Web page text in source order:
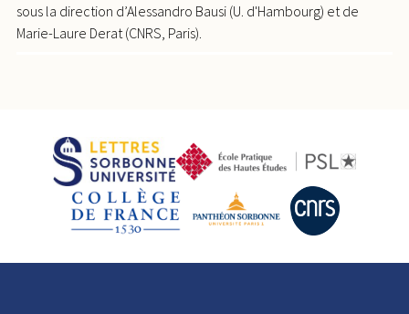
sous la direction d’Alessandro Bausi (U. d'Hambourg) et de
Marie-Laure Derat (CNRS, Paris).